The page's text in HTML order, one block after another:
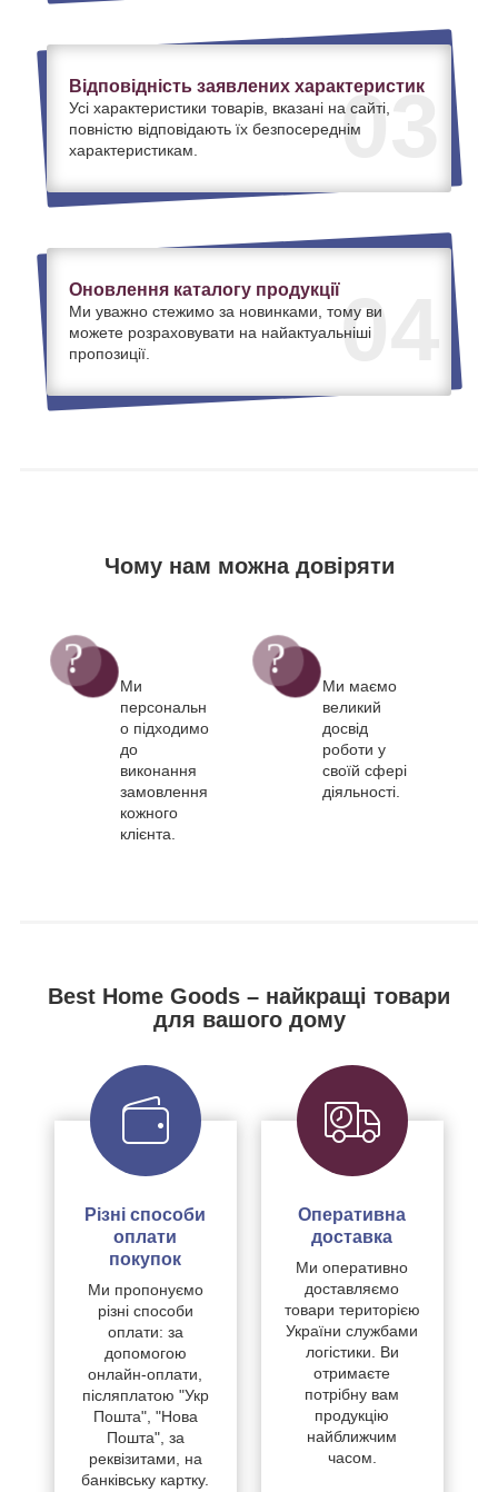
03
Відповідність заявлених характеристик
Усі характеристики товарів, вказані на сайті,
повністю відповідають їх безпосереднім
характеристикам.
04
Оновлення каталогу продукції
Ми уважно стежимо за новинками, тому ви
можете розраховувати на найактуальніші
пропозиції.
Чому нам можна довіряти
Ми
персональн
о підходимо
до
виконання
замовлення
кожного
клієнта.
Ми маємо
великий
досвід
роботи у
своїй сфері
діяльності.
Best Home Goods – найкращі товари
для вашого дому
Різні способи
оплати
покупок
Ми пропонуємо
різні способи
оплати: за
допомогою
онлайн-оплати,
післяплатою "Укр
Пошта", "Нова
Пошта", за
реквізитами, на
банківську картку.
Оперативна
доставка
Ми оперативно
доставляємо
товари територією
України службами
логістики. Ви
отримаєте
потрібну вам
продукцію
найближчим
часом.